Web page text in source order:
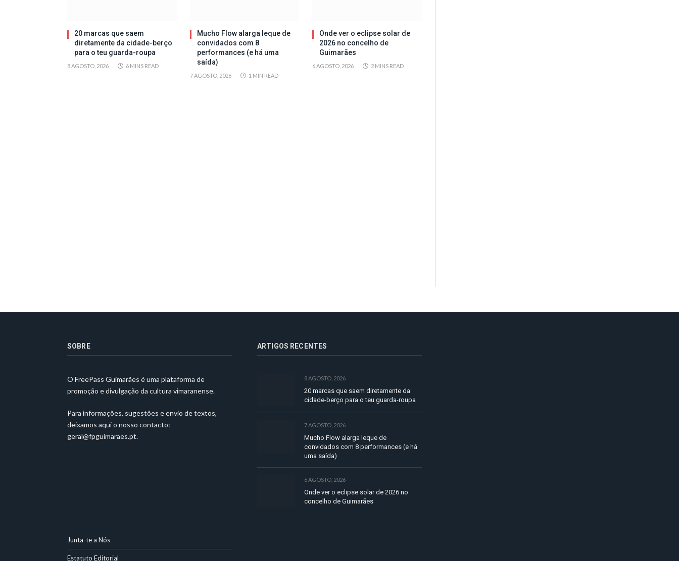
20 marcas que saem
diretamente da cidade-berço
para o teu guarda-roupa
8 AGOSTO, 2026 6 MINS READ
Mucho Flow alarga leque de
convidados com 8
performances (e há uma
saída)
7 AGOSTO, 2026 1 MIN READ
Onde ver o eclipse solar de
2026 no concelho de
Guimarães
6 AGOSTO, 2026 2 MINS READ
SOBRE
O FreePass Guimarães é uma plataforma de
promoção e divulgação da cultura vimaranense.
Para informações, sugestões e envio de textos,
deixamos aqui o nosso contacto:
geral@fpguimaraes.pt.
ARTIGOS RECENTES
8 AGOSTO, 2026
20 marcas que saem diretamente da
cidade-berço para o teu guarda-roupa
7 AGOSTO, 2026
Mucho Flow alarga leque de
convidados com 8 performances (e há
uma saída)
6 AGOSTO, 2026
Onde ver o eclipse solar de 2026 no
concelho de Guimarães
Junta-te a Nós
Estatuto Editorial